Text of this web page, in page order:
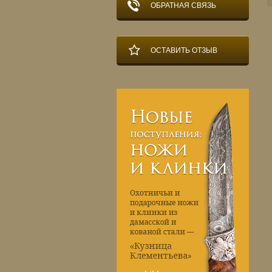
ОБРАТНАЯ СВЯЗЬ
ОСТАВИТЬ ОТЗЫВ